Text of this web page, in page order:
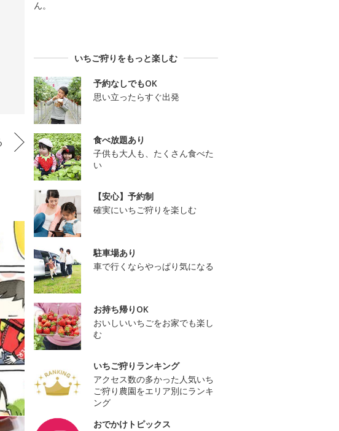
ん。
いちご狩りをもっと楽しむ
予約なしでもOK
思い立ったらすぐ出発
食べ放題あり
子供も大人も、たくさん食べた
い
【安心】予約制
確実にいちご狩りを楽しむ
駐車場あり
車で行くならやっぱり気になる
お持ち帰りOK
おいしいいちごをお家でも楽し
む
いちご狩りランキング
アクセス数の多かった人気いち
ご狩り農園をエリア別にランキ
ング
おでかけトピックス